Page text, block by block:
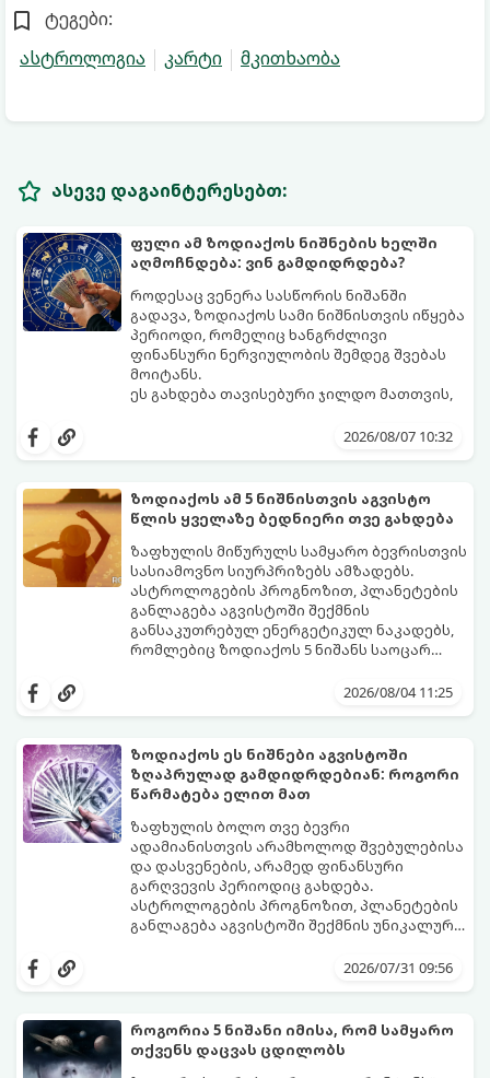
ტეგები:
ასტროლოგია
კარტი მკითხაობა
ასევე დაგაინტერესებთ:
ფული ამ ზოდიაქოს ნიშნების ხელში
აღმოჩნდება: ვინ გამდიდრდება?
როდესაც ვენერა სასწორის ნიშანში
გადავა, ზოდიაქოს სამი ნიშნისთვის იწყება
პერიოდი, რომელიც ხანგრძლივი
ფინანსური ნერვიულობის შემდეგ შვებას
მოიტანს.
ეს გახდება თავისებური ჯილდო მათთვის,
იჩენდა და სირთულეების მიუხედავად წინ
სურვილების გადადებასა და ხარჯების
მკაცრ კონტროლს. თუმცა, ახლა სიტუაცია
თანდათან შეიცვლება.
პრობლემები, რომლებიც უსასრულო
გეგონათ, უკან დაიხევს, ამასთან ერთად კი
გაჩნდება მეტი ნდობა მომავლის მიმართ.
რთული პერიოდის შემდეგ ეს ნიშნები
შეძლებენ ამოისუნთქონ და დაინახონ
ახალი შესაძლებლობები.
2026/08/07 10:32
ზოდიაქოს ამ 5 ნიშნისთვის აგვისტო
წლის ყველაზე ბედნიერი თვე გახდება
ზაფხულის მიწურულს სამყარო ბევრისთვის
სასიამოვნო სიურპრიზებს ამზადებს.
ასტროლოგების პროგნოზით, პლანეტების
განლაგება აგვისტოში შექმნის
განსაკუთრებულ ენერგეტიკულ ნაკადებს,
რომლებიც ზოდიაქოს 5 ნიშანს საოცარ
ყველაზე ბედნიერი თვე აღმოჩნდება.
2026/08/04 11:25
ზოდიაქოს ეს ნიშნები აგვისტოში
ზღაპრულად გამდიდრდებიან: როგორი
წარმატება ელით მათ
ზაფხულის ბოლო თვე ბევრი
ადამიანისთვის არამხოლოდ შვებულებისა
და დასვენების, არამედ ფინანსური
გარღვევის პერიოდიც გახდება.
ასტროლოგების პროგნოზით, პლანეტების
განლაგება აგვისტოში შექმნის უნიკალურ
ზოდიაქოს 4 ნიშანს ფინანსური წარმატების
შორის, ვისაც აგვისტოში ფინანსური
2026/07/31 09:56
როგორია 5 ნიშანი იმისა, რომ სამყარო
თქვენს დაცვას ცდილობს